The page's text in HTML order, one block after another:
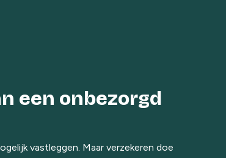
een onbezorgd
vastleggen. Maar verzekeren doe